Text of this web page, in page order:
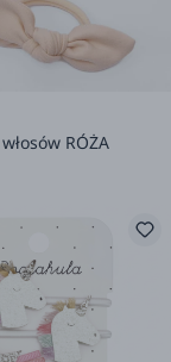
RÓŻA